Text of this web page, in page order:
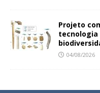
Projeto
04/08/2026